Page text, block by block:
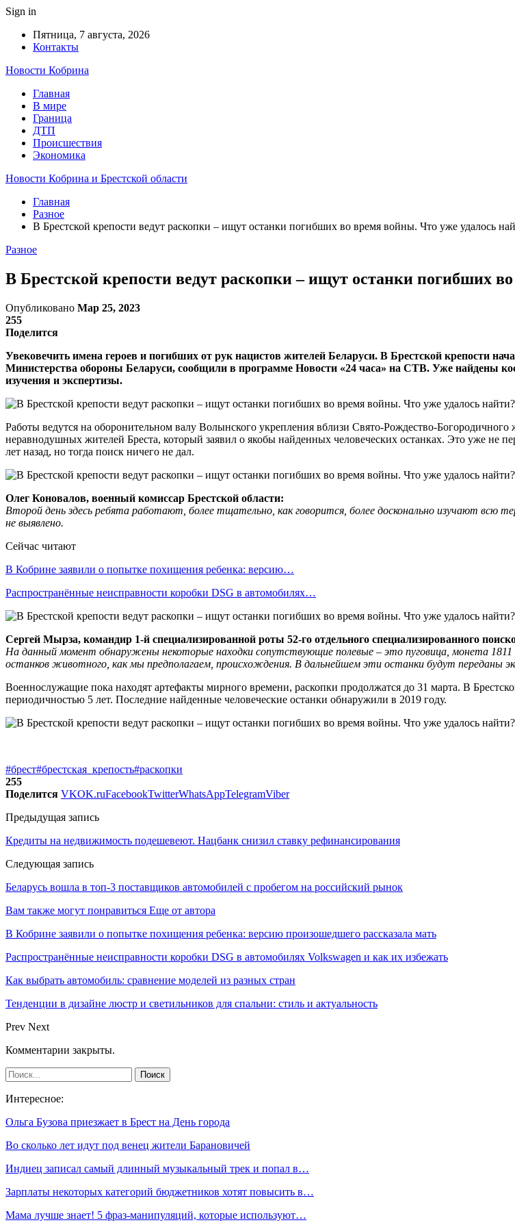
Sign in
Пятница, 7 августа, 2026
Контакты
Новости Кобрина
Главная
В мире
Граница
ДТП
Происшествия
Экономика
Новости Кобрина и Брестской области
Главная
Разное
В Брестской крепости ведут раскопки – ищут останки погибших во время войны. Что уже удалось
Разное
В Брестской крепости ведут раскопки – ищут останки погибших
Опубликовано Мар 25, 2023
255
Поделится
Увековечить имена героев и погибших от рук нацистов жителей Беларуси. В Брестской крепости
Министерства обороны Беларуси, сообщили в программе Новости «24 часа» на СТВ. Уже найдены
изучения и экспертизы.
Работы ведутся на оборонительном валу Волынского укрепления вблизи Свято-Рождество-
неравнодушных жителей Бреста, который заявил о якобы найденных человеческих останках. Это уже не
лет назад, но тогда поиск ничего не дал.
Олег Коновалов, военный комиссар Брестской области:
Второй день здесь ребята работают, более тщательно, как говорится, более досконально изучают всю
не выявлено.
Сейчас читают
В Кобрине заявили о попытке похищения ребенка: версию…
Распространённые неисправности коробки DSG в автомобилях…
Сергей Мырза, командир 1-й специализированной роты 52-го отдельного специализированного
На данный момент обнаружены некоторые находки сопутствующие полевые – это пуговица, монета 1811
останков животного, как мы предполагаем, происхождения. В дальнейшем эти останки будут переданы
Военнослужащие пока находят артефакты мирного времени, раскопки продолжатся до 31 марта. В
периодичностью 5 лет. Последние найденные человеческие останки обнаружили в 2019 году.
#брест#брестская_крепость#раскопки
255
Поделится VKOK.ruFacebookTwitterWhatsAppTelegramViber
Предыдущая запись
Кредиты на недвижимость подешевеют. Нацбанк снизил ставку рефинансирования
Следующая запись
Беларусь вошла в топ-3 поставщиков автомобилей с пробегом на российский рынок
Вам также могут понравиться Еще от автора
В Кобрине заявили о попытке похищения ребенка: версию произошедшего рассказала мать
Распространённые неисправности коробки DSG в автомобилях Volkswagen и как их избежать
Как выбрать автомобиль: сравнение моделей из разных стран
Тенденции в дизайне люстр и светильников для спальни: стиль и актуальность
Prev Next
Комментарии закрыты.
Интересное:
Ольга Бузова приезжает в Брест на День города
Во сколько лет идут под венец жители Барановичей
Индиец записал самый длинный музыкальный трек и попал в…
Зарплаты некоторых категорий бюджетников хотят повысить в…
Мама лучше знает! 5 фраз-манипуляций, которые используют…